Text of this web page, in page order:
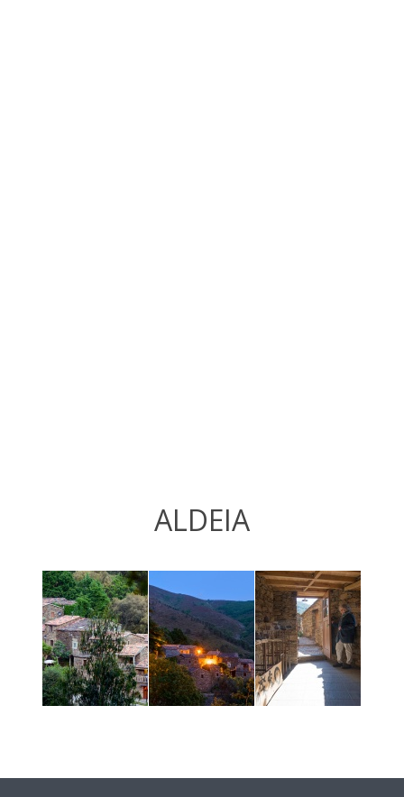
ALDEIA